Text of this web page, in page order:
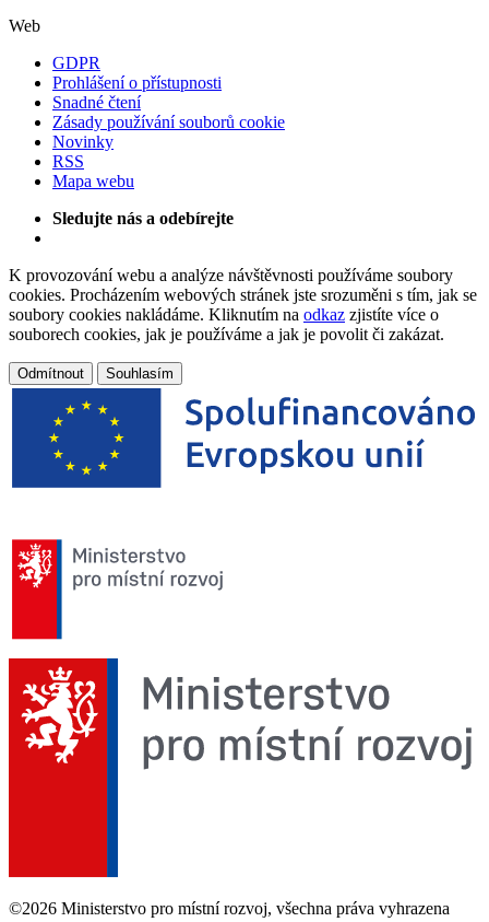
Web
GDPR
Prohlášení o přístupnosti
Snadné čtení
Zásady používání souborů cookie
Novinky
RSS
Mapa webu
Sledujte nás a odebírejte
K provozování webu a analýze návštěvnosti používáme soubory
cookies. Procházením webových stránek jste srozuměni s tím, jak se
soubory cookies nakládáme. Kliknutím na odkaz zjistíte více o
souborech cookies, jak je používáme a jak je povolit či zakázat.
Odmítnout Souhlasím
©2026 Ministerstvo pro místní rozvoj, všechna práva vyhrazena